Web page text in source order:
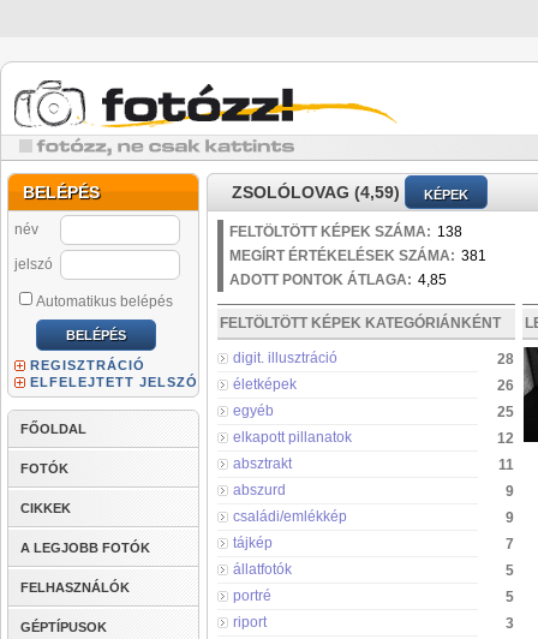
BELÉPÉS
név
jelszó
Automatikus belépés
REGISZTRÁCIÓ
ELFELEJTETT JELSZÓ
FŐOLDAL
FOTÓK
CIKKEK
A LEGJOBB FOTÓK
FELHASZNÁLÓK
GÉPTÍPUSOK
ZSOLÓLOVAG (4,59) KÉPEK
FELTÖLTÖTT KÉPEK SZÁMA: 138
MEGÍRT ÉRTÉKELÉSEK SZÁMA: 381
ADOTT PONTOK ÁTLAGA: 4,85
FELTÖLTÖTT KÉPEK KATEGÓRIÁNKÉNT
digit. illusztráció
28
életképek
26
egyéb
25
elkapott pillanatok
12
absztrakt
11
abszurd
9
családi/emlékkép
9
tájkép
7
állatfotók
5
portré
5
riport
3